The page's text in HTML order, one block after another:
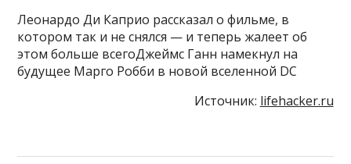
Леонардо Ди Каприо рассказал о фильме, в
котором так и не снялся — и теперь жалеет об
этом больше всегоДжеймс Ганн намекнул на
будущее Марго Робби в новой вселенной DC
Источник: lifehacker.ru